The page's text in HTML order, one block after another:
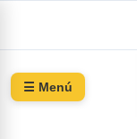
☰ Menú